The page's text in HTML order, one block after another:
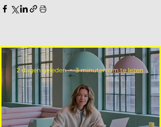
2 dagen geleden 3 minuten om te lezen